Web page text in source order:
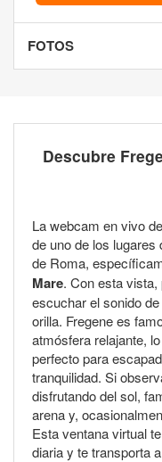
FOTOS
Descubre
La webcam en vivo
de uno de los
de Roma,
Mare. Con esta
escuchar el sonido
orilla. Fregene es
atmósfera relajante,
perfecto para
tranquilidad. Si
disfrutando del sol,
arena y,
Esta ventana virtual
diaria y te transporta